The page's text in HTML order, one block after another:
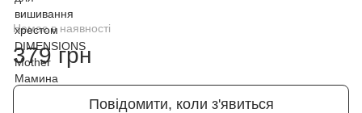
Немає в наявності
379 грн
Повідомити, коли з'явиться